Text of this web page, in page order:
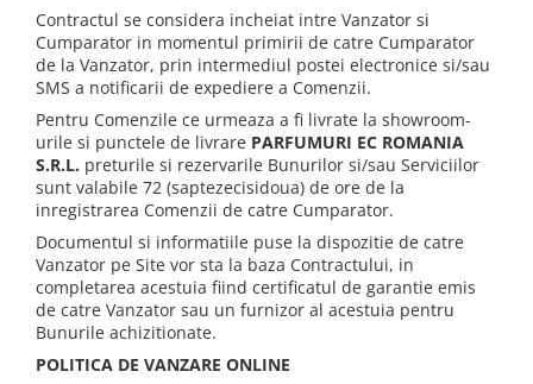
Contractul se considera incheiat intre Vanzator si
Cumparator in momentul primirii de catre Cumparator
de la Vanzator, prin intermediul postei electronice si/sau
SMS a notificarii de expediere a Comenzii.
Pentru Comenzile ce urmeaza a fi livrate la showroom-
urile si punctele de livrare PARFUMURI EC ROMANIA
S.R.L. preturile si rezervarile Bunurilor si/sau Serviciilor
sunt valabile 72 (saptezecisidoua) de ore de la
inregistrarea Comenzii de catre Cumparator.
Documentul si informatiile puse la dispozitie de catre
Vanzator pe Site vor sta la baza Contractului, in
completarea acestuia fiind certificatul de garantie emis
de catre Vanzator sau un furnizor al acestuia pentru
Bunurile achizitionate.
POLITICA DE VANZARE ONLINE